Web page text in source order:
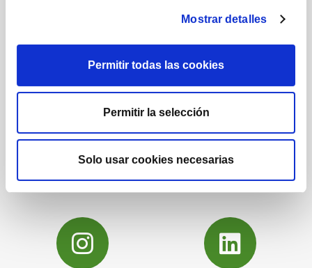
Mostrar detalles
Permitir todas las cookies
Permitir la selección
Solo usar cookies necesarias
1.732
222.000
Suscriptores
16.290
Seguidores